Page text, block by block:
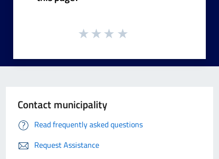
Contact municipality
Read frequently asked questions
Request Assistance